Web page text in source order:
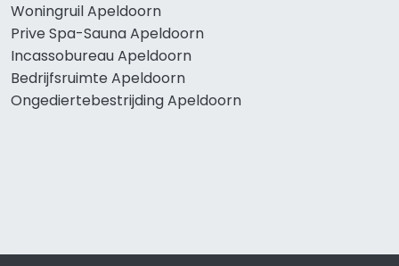
Woningruil Apeldoorn
Prive Spa-Sauna Apeldoorn
Incassobureau Apeldoorn
Bedrijfsruimte Apeldoorn
Ongediertebestrijding Apeldoorn